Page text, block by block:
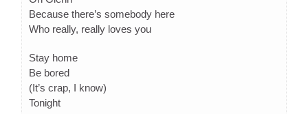
Because there’s somebody here
Who really, really loves you
Stay home
Be bored
(It’s crap, I know)
Tonight